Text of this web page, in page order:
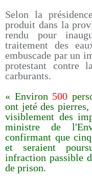
Selon la
produit dans la
rendu pour
traitement des
embuscade par un
protestant contre
carburants.
« Environ 500
ont jeté des
visiblement des
ministre de
confirmant que
et seraient
infraction passible
de prison.